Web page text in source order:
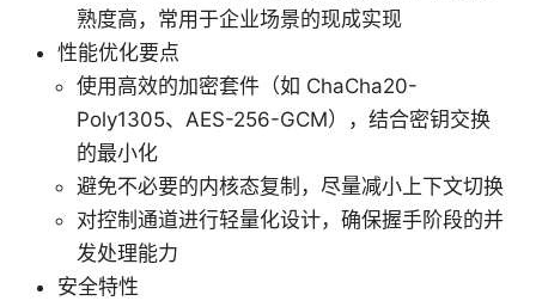
熟度高，常用于企业场景的现成实现
性能优化要点
使用高效的加密套件（如 ChaCha20-
Poly1305、AES-256-GCM），结合密钥交换
的最小化
避免不必要的内核态复制，尽量减小上下文切换
对控制通道进行轻量化设计，确保握手阶段的并
发处理能力
安全特性